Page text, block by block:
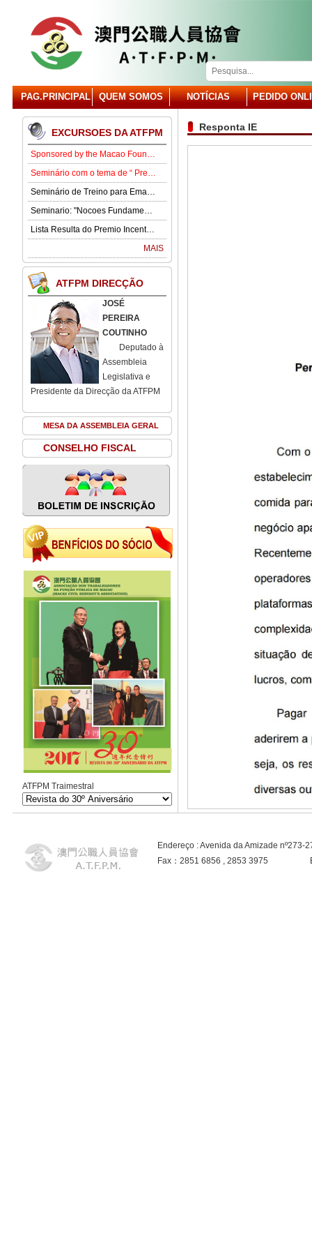
PAG.PRINCIPAL QUEM SOMOS NOTÍCIAS PEDIDO
EXCURSOES DA ATFPM
Sponsored by the Macao Foundation, the Macau Civil Servants Association (ATFPM) will organize the “Job Opportunities for Youth Seminar” at 3:00 p.m. on 15 August in our Association . Our guest speaker is Lawmaker José Pereira Coutinho.
Seminário com o tema de “ Prevenção e Controlo da Gota” .
Seminário de Treino para Emagrecimento.
Seminario: "Nocoes Fundamentais de Direito Comercialde Macau: Regime das Sociedades Comerciais,Orgaos Sociais, Direitos e Obrigagoes dos Socios"
Lista Resulta do Premio Incentivo 2026
MAIS
ATFPM DIRECÇÃO
JOSÉ
PEREIRA
COUTINHO
Deputado à
Assembleia
Legislativa e
Presidente da Direcção da ATFPM
MESA DA ASSEMBLEIA GERAL
CONSELHO FISCAL
ATFPM Traimestral
Responta IE
Endereço : Avenida da Amizade
Fax：2851 6856 , 2853 3975